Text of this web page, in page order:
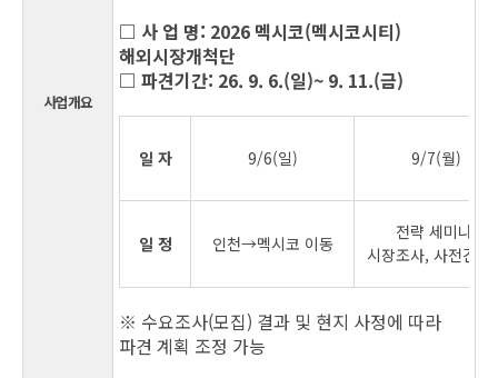
사업개요
□ 사 업 명: 2026 멕시코(멕시코시티)
해외시장개척단
□ 파견기간: 26. 9. 6.(일)~ 9. 11.(금)
일 자 9/6(일) 9/7(월)
일 정 인천→멕시코 이동
전략 세미나,
시장조사, 사전간담
※ 수요조사(모집) 결과 및 현지 사정에 따라
파견 계획 조정 가능